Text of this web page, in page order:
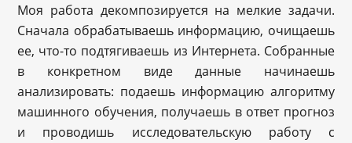
Моя работа декомпозируется на мелкие задачи.
Сначала обрабатываешь информацию, очищаешь
ее, что-то подтягиваешь из Интернета. Собранные
в конкретном виде данные начинаешь
анализировать: подаешь информацию алгоритму
машинного обучения, получаешь в ответ прогноз
и проводишь исследовательскую работу с